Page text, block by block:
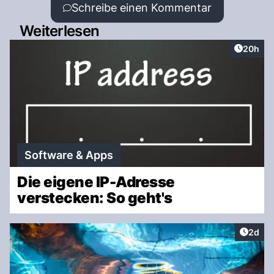
Schreibe einen Kommentar
Weiterlesen
Artikel
20h
Software & Apps
Die eigene IP-Adresse
verstecken: So geht's
2d